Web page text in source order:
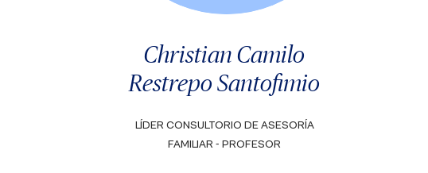
Christian Camilo
Restrepo Santofimio
LÍDER CONSULTORIO DE ASESORÍA
FAMILIAR - PROFESOR